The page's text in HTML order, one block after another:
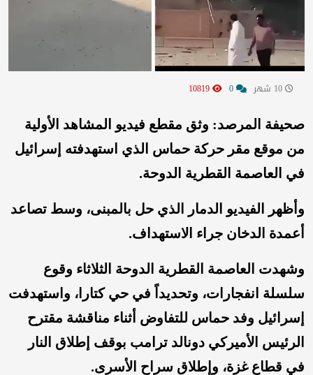
صحيفة المرصد: وثق مقطع فيديو المشاهد الأولية
من موقع مقر حركة حماس الذي استهدفته إسرائيل
في العاصمة القطرية الدوحة.
وأظهر الفيديو الدمار الذي حل بالمبنى، وسط تصاعد
أعمدة الدخان جراء الاستهداف.
وشهدت العاصمة القطرية الدوحة الثلاثاء وقوع
سلسلة انفجارات، وتحديداً في حي كتارا، واستهدفت
إسرائيل وفد حماس للتفاوض أثناء مناقشة مقترح
الرئيس الأميركي دونالد ترامب بوقف إطلاق النار
في قطاع غزة، وإطلاق سراح الأسرى.